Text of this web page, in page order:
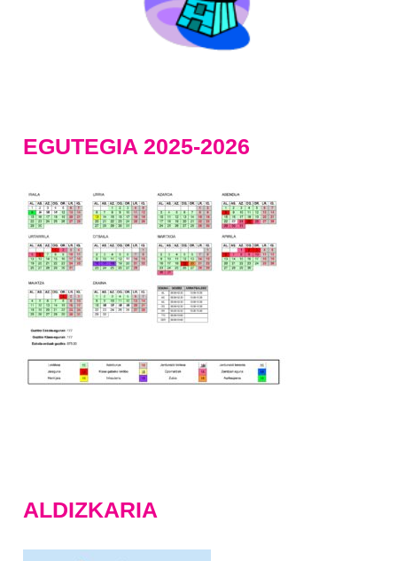
EGUTEGIA 2025-2026
ALDIZKARIA